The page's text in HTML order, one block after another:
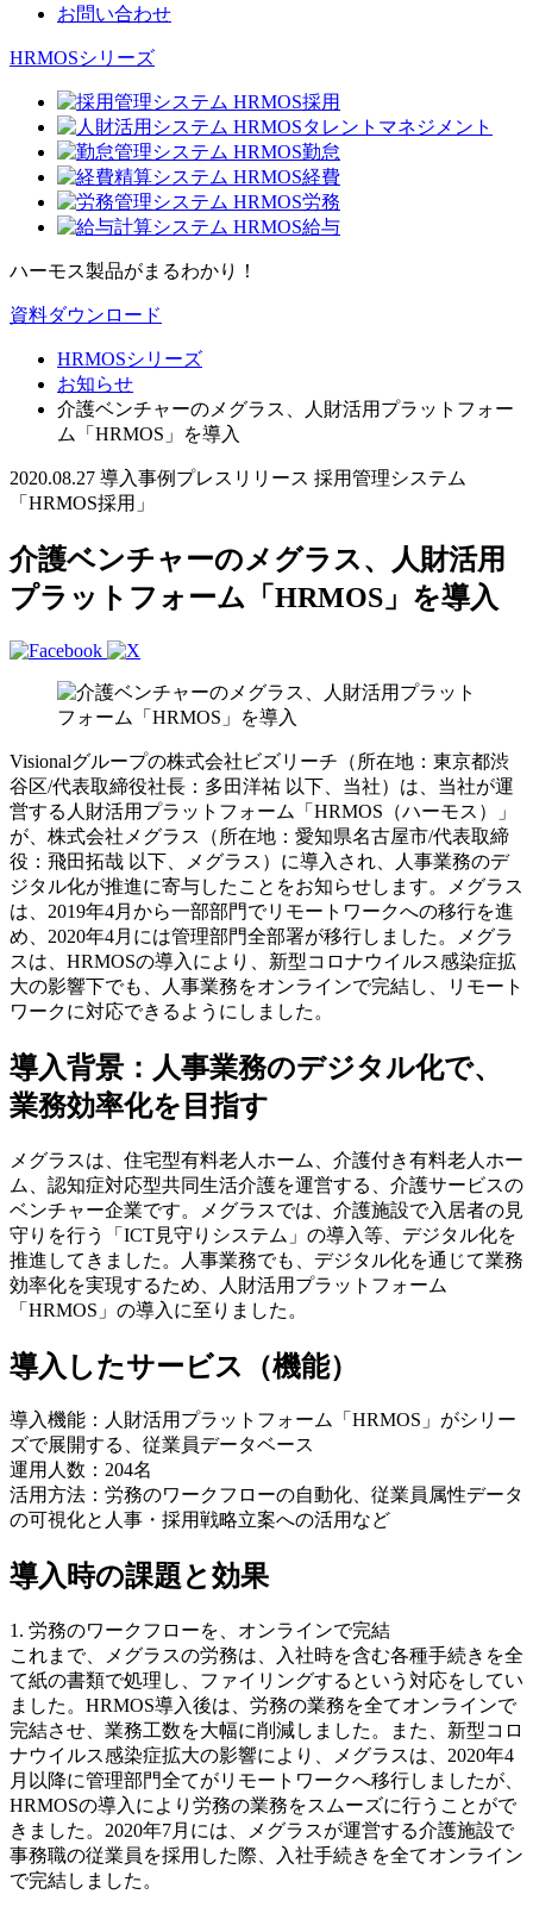
お問い合わせ
HRMOSシリーズ
ハーモス製品がまるわかり！
資料ダウンロード
HRMOSシリーズ
お知らせ
介護ベンチャーのメグラス、人財活用プラットフォー
ム「HRMOS」を導入
2020.08.27 導入事例 プレスリリース 採用管理システム
「HRMOS採用」
介護ベンチャーのメグラス、人財活用
プラットフォーム「HRMOS」を導入
Visionalグループの株式会社ビズリーチ（所在地：東京都渋
谷区/代表取締役社長：多田洋祐 以下、当社）は、当社が運
営する人財活用プラットフォーム「HRMOS（ハーモス）」
が、株式会社メグラス（所在地：愛知県名古屋市/代表取締
役：飛田拓哉 以下、メグラス）に導入され、人事業務のデ
ジタル化が推進に寄与したことをお知らせします。メグラス
は、2019年4月から一部部門でリモートワークへの移行を進
め、2020年4月には管理部門全部署が移行しました。メグラ
スは、HRMOSの導入により、新型コロナウイルス感染症拡
大の影響下でも、人事業務をオンラインで完結し、リモート
ワークに対応できるようにしました。
導入背景：人事業務のデジタル化で、
業務効率化を目指す
メグラスは、住宅型有料老人ホーム、介護付き有料老人ホー
ム、認知症対応型共同生活介護を運営する、介護サービスの
ベンチャー企業です。メグラスでは、介護施設で入居者の見
守りを行う「ICT見守りシステム」の導入等、デジタル化を
推進してきました。人事業務でも、デジタル化を通じて業務
効率化を実現するため、人財活用プラットフォーム
「HRMOS」の導入に至りました。
導入したサービス（機能）
導入機能：人財活用プラットフォーム「HRMOS」がシリー
ズで展開する、従業員データベース
運用人数：204名
活用方法：労務のワークフローの自動化、従業員属性データ
の可視化と人事・採用戦略立案への活用など
導入時の課題と効果
1. 労務のワークフローを、オンラインで完結
これまで、メグラスの労務は、入社時を含む各種手続きを全
て紙の書類で処理し、ファイリングするという対応をしてい
ました。HRMOS導入後は、労務の業務を全てオンラインで
完結させ、業務工数を大幅に削減しました。また、新型コロ
ナウイルス感染症拡大の影響により、メグラスは、2020年4
月以降に管理部門全てがリモートワークへ移行しましたが、
HRMOSの導入により労務の業務をスムーズに行うことがで
きました。2020年7月には、メグラスが運営する介護施設で
事務職の従業員を採用した際、入社手続きを全てオンライン
で完結しました。